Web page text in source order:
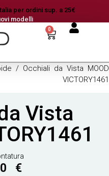
per ordini sup. a 25€
modelli
0
/ Occhiali da Vista MOOD
VICTORY1461
Vista
€